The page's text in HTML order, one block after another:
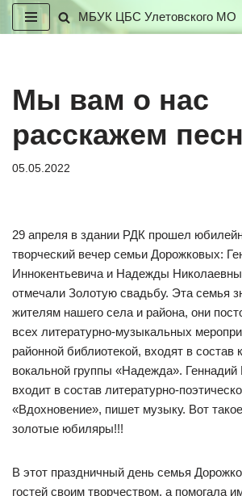
МБУК ЦБС Улетовского МО
Мы вам о нас
расскажем
05.05.2022
29 апреля в здании РДК прошел
творческий вечер семьи Дорожковых:
Иннокентьевича и Надежды
отмечали Золотую свадьбу. Эта семья
жителям нашего села и района, они
всех литературно-музыкальных
районной библиотекой, входят в состав
вокальной группы «Надежда». Геннадий
входит в состав литературно-
«Вдохновение», пишет музыку. Вот
золотые юбиляры!!!
В этот праздничный день семья
гостей своим творчеством, а помогала